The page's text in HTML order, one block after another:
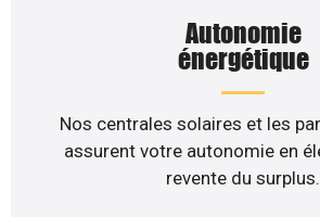
Autonomie
énergétique
Nos centrales solaires et les
assurent votre autonomie en
revente du surplus.